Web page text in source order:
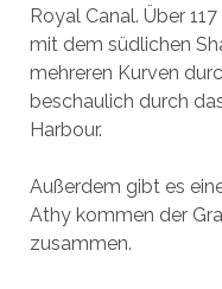
Royal Canal. Über
mit dem südlichen
mehreren Kurven
beschaulich durch
Harbour.
Außerdem gibt es
Athy kommen der
zusammen.